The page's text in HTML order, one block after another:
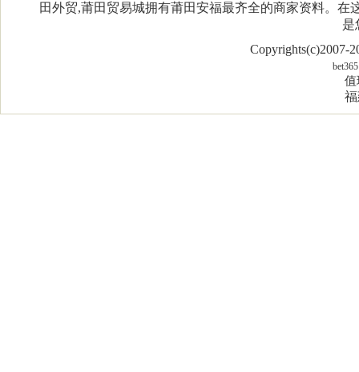
田外贸,莆田贸易城拥有莆田安福最齐全的商家资料。
是
Copyrights(c)2007-
bet365
值